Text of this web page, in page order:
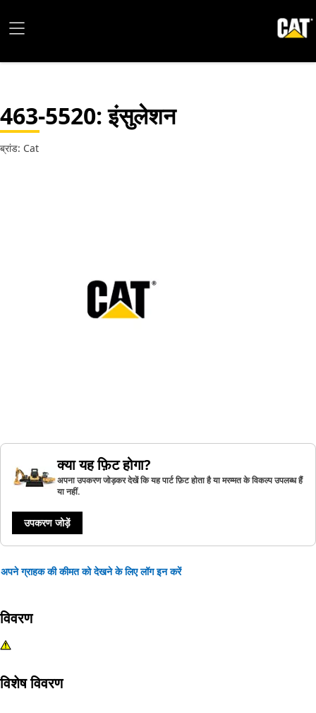
463-5520: इंसुलेशन
ब्रांड: Cat
क्या यह फ़िट होगा?
अपना उपकरण जोड़कर देखें कि यह पार्ट फ़िट होता है या मरम्मत के विकल्प उपलब्ध हैं
या नहीं.
उपकरण जोड़ें
अपने ग्राहक की कीमत को देखने के लिए लॉग इन करें
विवरण
विशेष विवरण